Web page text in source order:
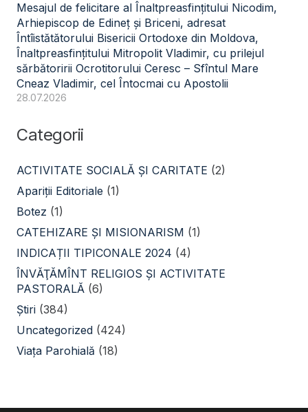
Mesajul de felicitare al Înaltpreasfințitului Nicodim,
Arhiepiscop de Edineț și Briceni, adresat
Întîistătătorului Bisericii Ortodoxe din Moldova,
Înaltpreasfințitului Mitropolit Vladimir, cu prilejul
sărbătoririi Ocrotitorului Ceresc – Sfîntul Mare
Cneaz Vladimir, cel Întocmai cu Apostolii
28.07.2026
Categorii
ACTIVITATE SOCIALĂ ŞI CARITATE (2)
Apariții Editoriale (1)
Botez (1)
CATEHIZARE ŞI MISIONARISM (1)
INDICAȚII TIPICONALE 2024 (4)
ÎNVĂŢĂMÎNT RELIGIOS ŞI ACTIVITATE
PASTORALĂ (6)
Știri (384)
Uncategorized (424)
Viața Parohială (18)